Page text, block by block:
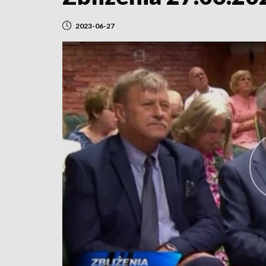
2023-06-27